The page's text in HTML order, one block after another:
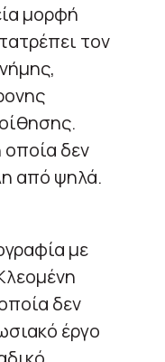
μορφή
τον
οποία δεν
από ψηλά.
με
δεν
έργο